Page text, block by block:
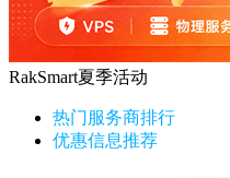
RakSmart夏季活动
热门服务商排行
优惠信息推荐